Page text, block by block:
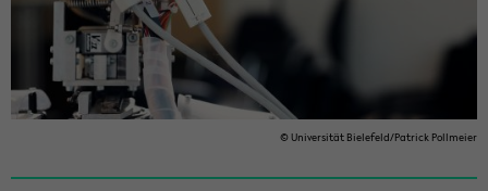
© Uni­ver­si­tät Bie­le­feld/Pa­trick Poll­mei­er